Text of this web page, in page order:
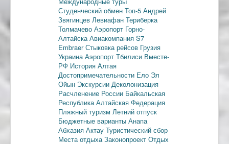
Студенческий обмен Топ-5 Андрей
Звягинцев Левиафан Териберка
Толмачево Аэропорт Горно-
АлтайскаАвиакомпания S7
EmbraerСтыковка рейсов Грузия
УкраинаАэропорт Тбилиси Вместе-
РФ История Алтая
Достопримечательности Ело Эл
Ойын Экскурсии Деколонизация
Расчленение России Байкальская
РеспубликаАлтайская Федерация
Пляжный туризм Летний отпуск
Бюджетные варианты Анапа
Абхазия Актау Туристический сбор
Места отдыхаЗаконопроект Отдых